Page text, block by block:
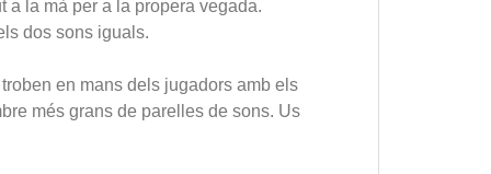
a la mà per a la propera vegada.
dos sons iguals.
en mans dels jugadors amb els
més grans de parelles de sons. Us